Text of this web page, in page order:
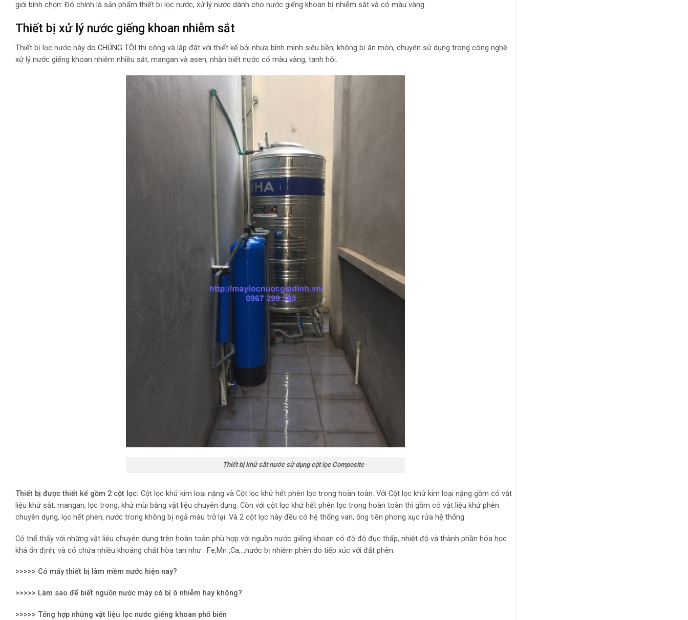
giới bình chọn: Đó chính là sản phẩm thiết bị lọc nước, xử lý nước dành cho nước giếng khoan bị nhiễm sắt và có màu vàng.
Thiết bị xử lý nước giếng khoan nhiễm sắt
Thiết bị lọc nước này do CHÚNG TÔI thi công và lắp đặt với thiết kế bởi nhựa bình minh siêu bền, không bị ăn mòn, chuyên sử dụng trong công nghệ
xử lý nước giếng khoan nhiễm nhiều sắt, mangan và asen, nhận biết nước có màu vàng, tanh hôi.
Thiết bị khử sắt nước sử dụng cột lọc Composite
Thiết bị được thiết kế gồm 2 cột lọc: Cột lọc khử kim loại nặng và Cột lọc khử hết phèn lọc trong hoàn toàn. Với Cột lọc khử kim loại nặng gồm có vật
liệu khử sắt, mangan, lọc trong, khử mùi bằng vật liệu chuyên dụng. Còn với cột lọc khử hết phèn lọc trong hoàn toàn thì gồm có vật liệu khử phèn
chuyên dụng, lọc hết phèn, nước trong không bị ngả màu trở lại. Và 2 cột lọc này đều có hệ thống van, ống tiền phong xục rửa hệ thống.
Có thể thấy với những vật liệu chuyên dụng trên hoàn toàn phù hợp với nguồn nước giếng khoan có độ độ đục thấp, nhiệt độ và thành phần hóa học
khá ổn định, và có chứa nhiều khoáng chất hòa tan như : Fe,Mn ,Ca,..,nước bị nhiễm phèn do tiếp xúc với đất phèn.
>>>>> Có mấy thiết bị làm mềm nước hiện nay?
>>>>> Làm sao để biết nguồn nước máy có bị ô nhiễm hay không?
>>>>> Tổng hợp những vật liệu lọc nước giếng khoan phổ biến